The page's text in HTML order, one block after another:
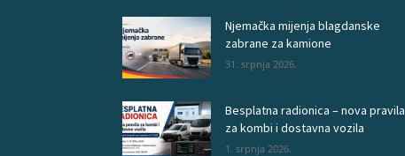
Njemačka mijenja blagdanske
zabrane za kamione
31. srpnja 2026.
Besplatna radionica – nova pravila
za kombi i dostavna vozila
1. srpnja 2026.